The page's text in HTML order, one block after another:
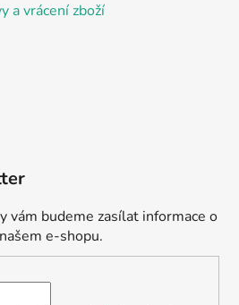
a vrácení zboží
vám budeme zasílat informace o
e-shopu.